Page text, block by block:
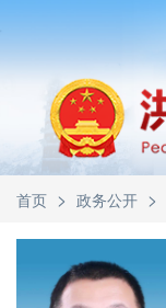
首页 > 政务公开 >